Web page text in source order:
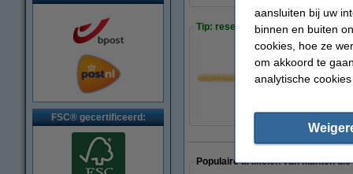
FSC® gecertificeerd:
Tip: reservepunten meebestellen
Edding 751
€ 6,95
Populaire artikelen van klanten
aansluiten bij uw
binnen en buiten
cookies, hoe ze
om akkoord te
analytische